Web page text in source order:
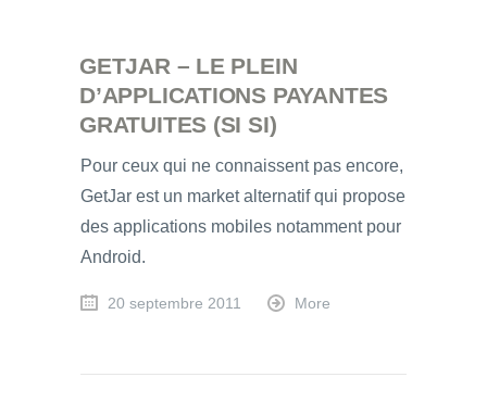
GETJAR – LE PLEIN
D’APPLICATIONS PAYANTES
GRATUITES (SI SI)
Pour ceux qui ne connaissent pas encore,
GetJar est un market alternatif qui propose
des applications mobiles notamment pour
Android.
20 septembre 2011 More